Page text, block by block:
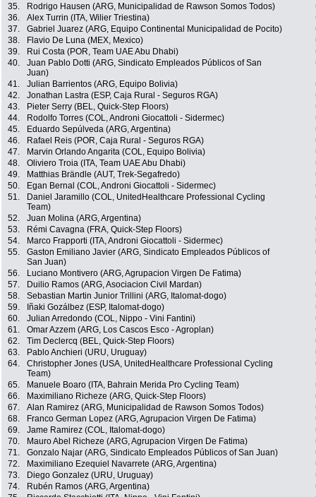
35.
Rodrigo Hausen (ARG, Municipalidad de Rawson Somos Todos)
36.
Alex Turrin (ITA, Wilier Triestina)
37.
Gabriel Juarez (ARG, Equipo Continental Municipalidad de Pocito)
38.
Flavio De Luna (MEX, Mexico)
39.
Rui Costa (POR, Team UAE Abu Dhabi)
40.
Juan Pablo Dotti (ARG, Sindicato Empleados Públicos of San
Juan)
41. Julian Barrientos (ARG, Equipo Bolivia)
42.
Jonathan Lastra (ESP, Caja Rural - Seguros RGA)
43.
Pieter Serry (BEL, Quick-Step Floors)
44.
Rodolfo Torres (COL, Androni Giocattoli - Sidermec)
45.
Eduardo Sepúlveda (ARG, Argentina)
46.
Rafael Reis (POR, Caja Rural - Seguros RGA)
47.
Marvin Orlando Angarita (COL, Equipo Bolivia)
48.
Oliviero Troia (ITA, Team UAE Abu Dhabi)
49.
Matthias Brändle (AUT, Trek-Segafredo)
50.
Egan Bernal (COL, Androni Giocattoli - Sidermec)
51.
Daniel Jaramillo (COL, UnitedHealthcare Professional Cycling
Team)
52. Juan Molina (ARG, Argentina)
53.
Rémi Cavagna (FRA, Quick-Step Floors)
54.
Marco Frapporti (ITA, Androni Giocattoli - Sidermec)
55.
Gaston Emiliano Javier (ARG, Sindicato Empleados Públicos of
San Juan)
56. Luciano Montivero (ARG, Agrupacion Virgen De Fatima)
57.
Duilio Ramos (ARG, Asociacion Civil Mardan)
58.
Sebastian Martin Junior Trillini (ARG, Italomat-dogo)
59.
Iñaki Gozálbez (ESP, Italomat-dogo)
60.
Julian Arredondo (COL, Nippo - Vini Fantini)
61.
Omar Azzem (ARG, Los Cascos Esco - Agroplan)
62.
Tim Declercq (BEL, Quick-Step Floors)
63.
Pablo Anchieri (URU, Uruguay)
64.
Christopher Jones (USA, UnitedHealthcare Professional Cycling
Team)
65. Manuele Boaro (ITA, Bahrain Merida Pro Cycling Team)
66.
Maximiliano Richeze (ARG, Quick-Step Floors)
67.
Alan Ramirez (ARG, Municipalidad de Rawson Somos Todos)
68.
Franco German Lopez (ARG, Agrupacion Virgen De Fatima)
69.
Jame Ramirez (COL, Italomat-dogo)
70.
Mauro Abel Richeze (ARG, Agrupacion Virgen De Fatima)
71.
Gonzalo Najar (ARG, Sindicato Empleados Públicos of San Juan)
72.
Maximiliano Ezequiel Navarrete (ARG, Argentina)
73.
Diego Gonzalez (URU, Uruguay)
74.
Rubén Ramos (ARG, Argentina)